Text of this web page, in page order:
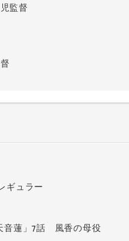
監督
ギュラー
音蓮」7話 風香の母役